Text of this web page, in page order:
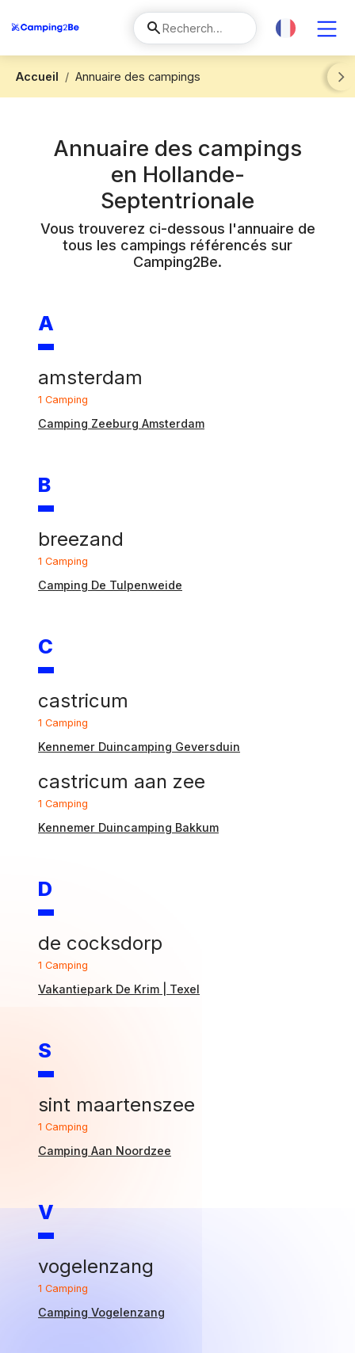
Accueil
Annuaire des campings
Next
Annuaire des campings
en Hollande-
Septentrionale
Vous trouverez ci-dessous l'annuaire de
tous les campings référencés sur
Camping2Be.
A
amsterdam
1 Camping
Camping Zeeburg Amsterdam
B
breezand
1 Camping
Camping De Tulpenweide
C
castricum
1 Camping
Kennemer Duincamping Geversduin
castricum aan zee
1 Camping
Kennemer Duincamping Bakkum
D
de cocksdorp
1 Camping
Vakantiepark De Krim | Texel
S
sint maartenszee
1 Camping
Camping Aan Noordzee
V
vogelenzang
1 Camping
Camping Vogelenzang